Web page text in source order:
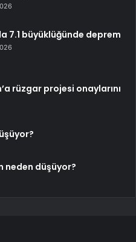
7.1 büyüklüğünde deprem
rüzgar projesi onaylarını
neden düşüyor?